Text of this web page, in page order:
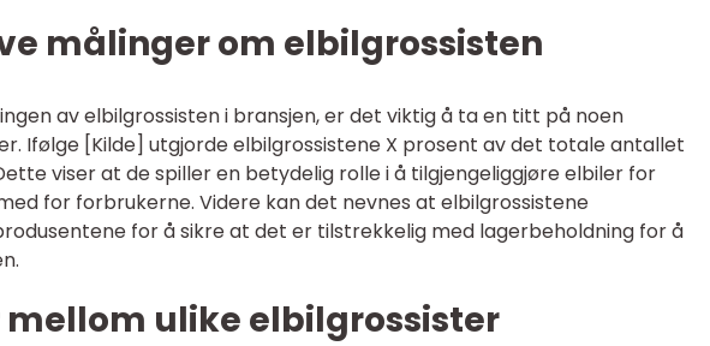
målinger om elbilgrossisten
av elbilgrossisten i bransjen, er det viktig å ta en titt på noen
Ifølge [Kilde] utgjorde elbilgrossistene X prosent av det totale antallet
viser at de spiller en betydelig rolle i å tilgjengeliggjøre elbiler for
for forbrukerne. Videre kan det nevnes at elbilgrossistene
for å sikre at det er tilstrekkelig med lagerbeholdning for å
mellom ulike elbilgrossister